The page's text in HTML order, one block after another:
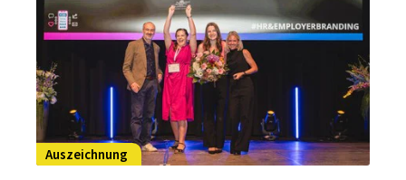
Auszeichnung